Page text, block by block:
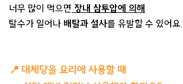
너무 많이 먹으면 장내 삼투압에 의해
탈수가 일어나 배탈과 설사를 유발할 수 있어요.
📍 대체당을 요리에 사용할 때